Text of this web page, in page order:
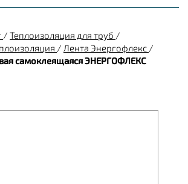
/ Теплоизоляция для труб /
/ Лента Энергофлекс /
самоклеящаяся ЭНЕРГОФЛЕКС